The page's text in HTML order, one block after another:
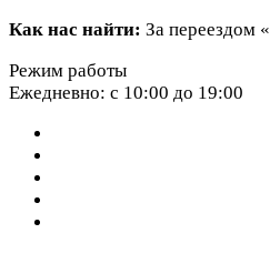
Как нас найти: За переездом
Режим работы
Ежедневно: с 10:00 до 19:00